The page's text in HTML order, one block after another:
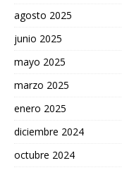
agosto 2025
junio 2025
mayo 2025
marzo 2025
enero 2025
diciembre 2024
octubre 2024